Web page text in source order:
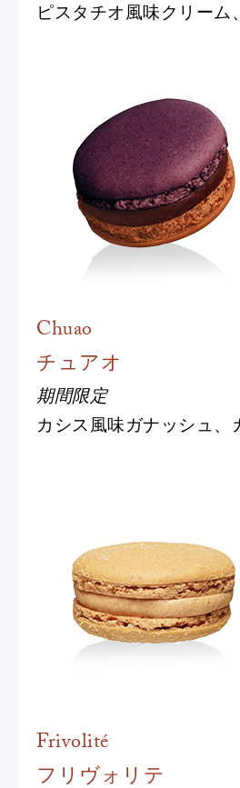
ピスタチオ風味クリー
Chuao
チュアオ
期間限定
カシス風味ガナッシュ、
Frivolité
フリヴォリテ